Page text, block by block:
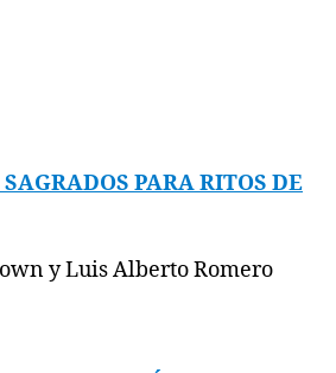
PARA RITOS DE
y Luis Alberto Romero